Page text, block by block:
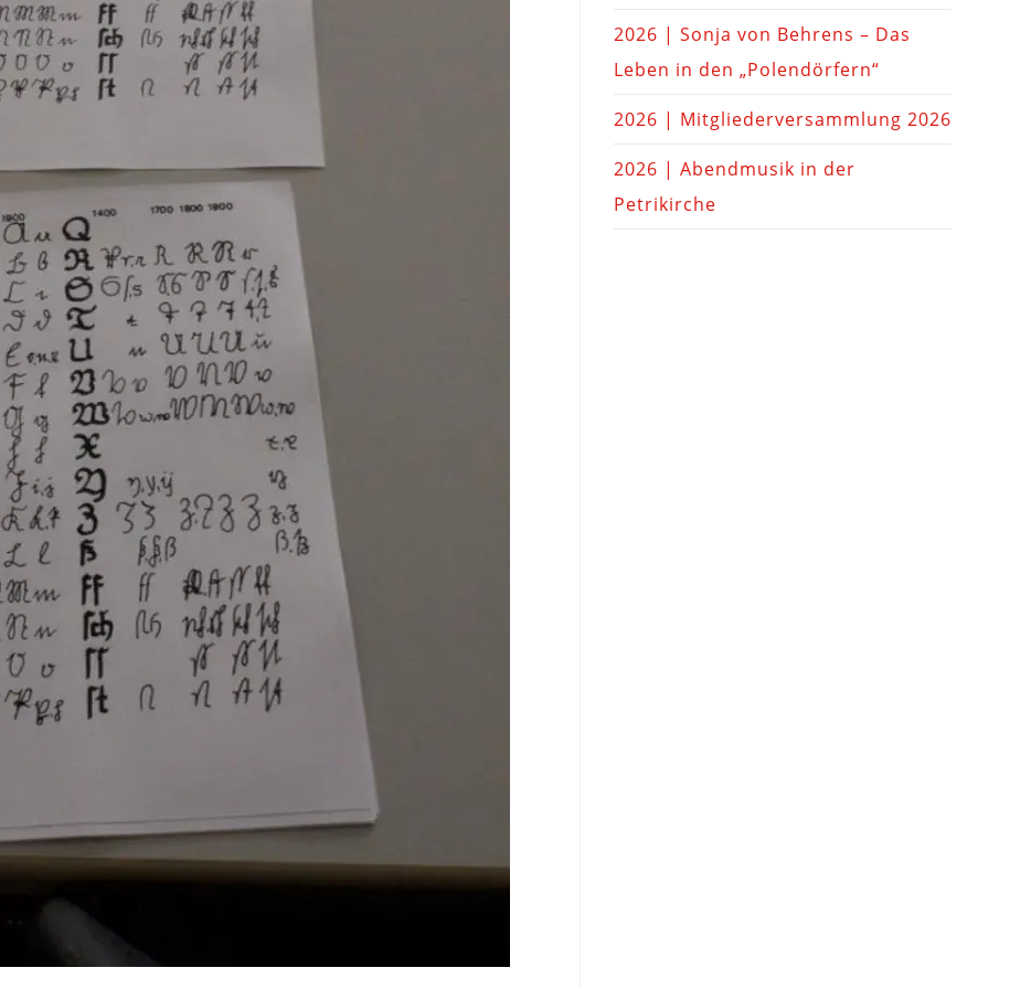
2026 | Sonja von Behrens – Das
Leben in den „Polendörfern“
2026 | Mitgliederversammlung 2026
2026 | Abendmusik in der
Petrikirche